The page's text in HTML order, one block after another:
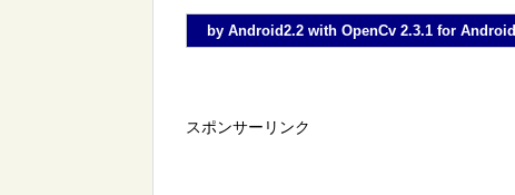
by Android2.2 with OpenCv 2.3.1 for Android
スポンサーリンク